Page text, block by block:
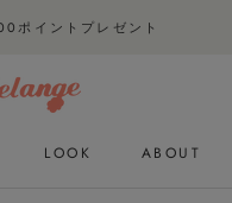
ポイントプレゼント
LOOK
ABOUT